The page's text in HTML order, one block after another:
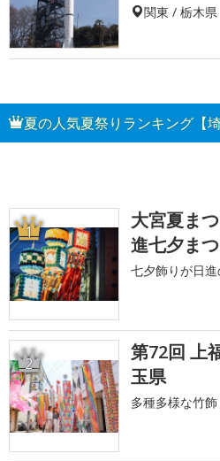
関東 / 栃木県
夏の人気夏祭りランキング【
1
大宮夏ま
進七夕ま
七夕飾りが日
2
第72回 上
玉県
多種多様な竹